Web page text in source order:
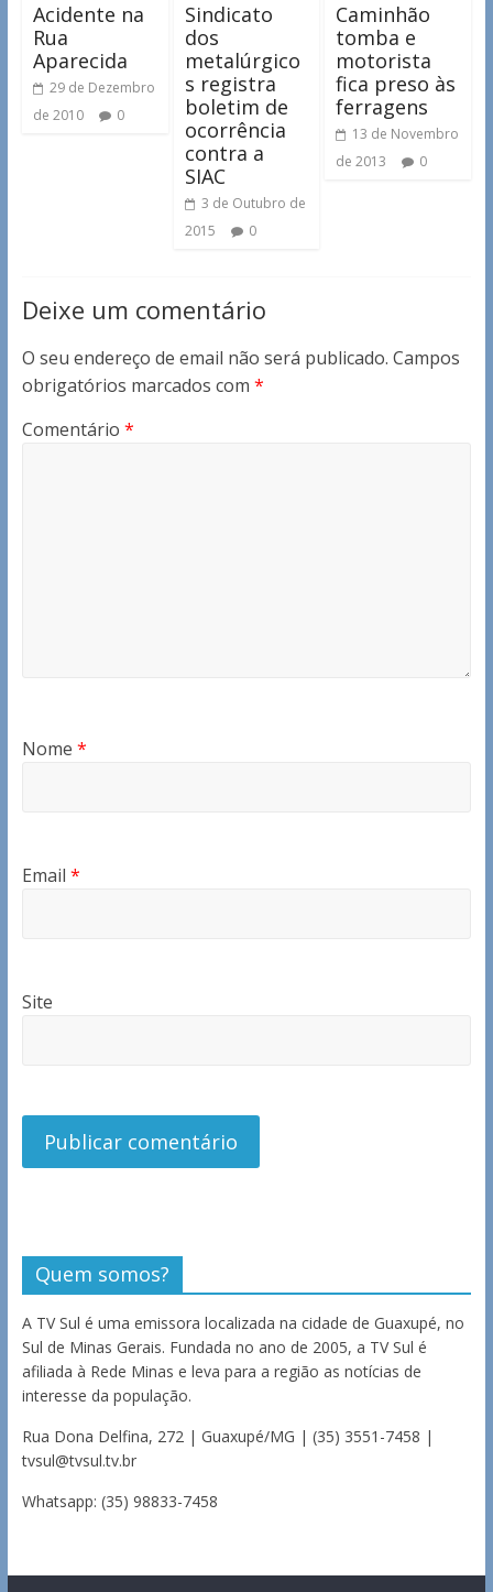
Acidente na
Rua
Aparecida
29 de Dezembro
de 2010
0
Sindicato
dos
metalúrgico
s registra
boletim de
ocorrência
contra a
SIAC
3 de Outubro de
2015
0
Caminhão
tomba e
motorista
fica preso às
ferragens
13 de Novembro
de 2013
0
Deixe um comentário
O seu endereço de email não será publicado. Campos
obrigatórios marcados com *
Comentário *
Nome *
Email *
Site
Quem somos?
A TV Sul é uma emissora localizada na cidade de Guaxupé, no
Sul de Minas Gerais. Fundada no ano de 2005, a TV Sul é
afiliada à Rede Minas e leva para a região as notícias de
interesse da população.
Rua Dona Delfina, 272 | Guaxupé/MG | (35) 3551-7458 |
tvsul@tvsul.tv.br
Whatsapp: (35) 98833-7458